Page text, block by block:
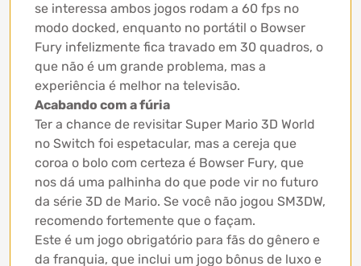
se interessa ambos jogos rodam a 60 fps no
modo docked, enquanto no portátil o Bowser
Fury infelizmente fica travado em 30 quadros, o
que não é um grande problema, mas a
experiência é melhor na televisão.
Acabando com a fúria
Ter a chance de revisitar Super Mario 3D World
no Switch foi espetacular, mas a cereja que
coroa o bolo com certeza é Bowser Fury, que
nos dá uma palhinha do que pode vir no futuro
da série 3D de Mario. Se você não jogou SM3DW,
recomendo fortemente que o façam.
Este é um jogo obrigatório para fãs do gênero e
da franquia, que inclui um jogo bônus de luxo e